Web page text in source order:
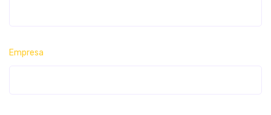
Empresa